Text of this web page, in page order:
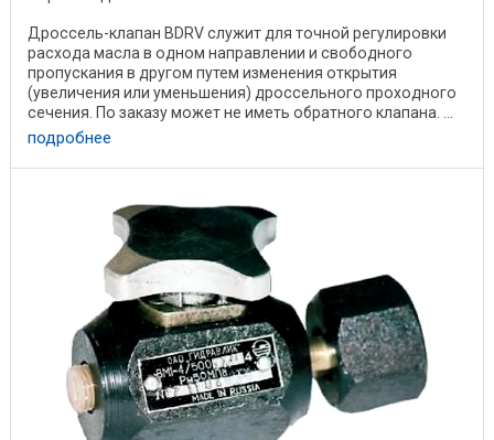
Дроссель-клапан BDRV служит для точной регулировки
расхода масла в одном направлении и свободного
пропускания в другом путем изменения открытия
(увеличения или уменьшения) дроссельного проходного
сечения. По заказу может не иметь обратного клапана. ...
подробнее